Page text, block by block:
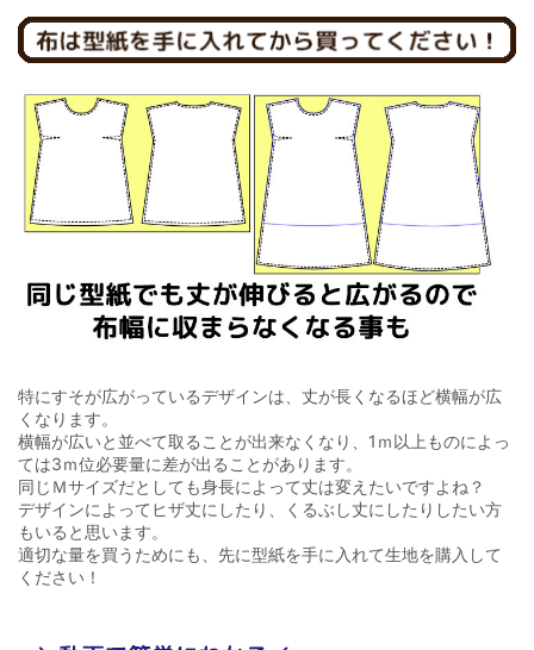
特にすそが広がっているデザインは、丈が長くなるほど横幅が広
くなります。
横幅が広いと並べて取ることが出来なくなり、1ｍ以上ものによっ
ては3ｍ位必要量に差が出ることがあります。
同じＭサイズだとしても身長によって丈は変えたいですよね？
デザインによってヒザ丈にしたり、くるぶし丈にしたりしたい方
もいると思います。
適切な量を買うためにも、先に型紙を手に入れて生地を購入して
ください！